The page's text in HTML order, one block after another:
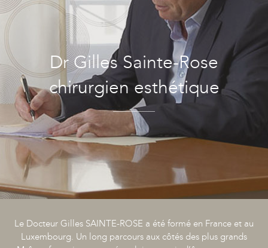
Dr Gilles Sainte-Rose
chirurgien esthétique
Le Docteur Gilles SAINTE-ROSE a été formé en France et au
Luxembourg. Un long parcours aux côtés des plus grands